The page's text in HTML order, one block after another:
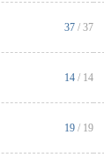
37 / 37
14 / 14
19 / 19